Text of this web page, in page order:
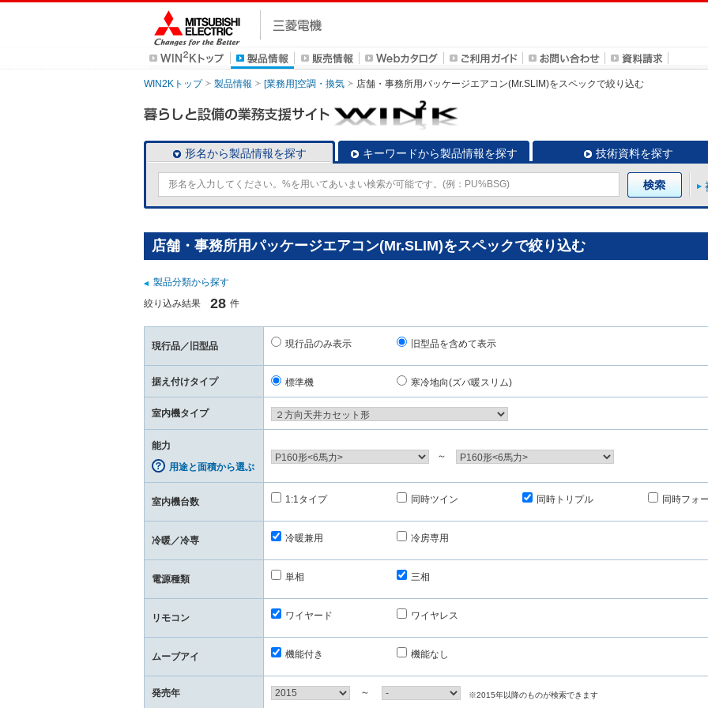
WIN2Kトップ 製品情報 [業務用]空調・換気 店舗・事務所用パッケージエアコン(Mr.SLIM)をスペックで絞り込む
形名から製品情報を探す キーワードから製品情報を探す 技術資料を探す
店舗・事務所用パッケージエアコン(Mr.SLIM)をスペックで絞り込む
製品分類から探す
絞り込み結果
28 件
現行品／旧型品 現行品のみ表示 旧型品を含めて表示
据え付けタイプ 標準機 寒冷地向(ズバ暖スリム)
室内機タイプ
能力
用途と面積から選ぶ
～
室内機台数 1:1タイプ 同時ツイン 同時トリプル 同時フォ
冷暖／冷専 冷暖兼用 冷房専用
電源種類 単相 三相
リモコン ワイヤード ワイヤレス
ムーブアイ 機能付き 機能なし
発売年 ～ ※2015年以降のものが検索できます